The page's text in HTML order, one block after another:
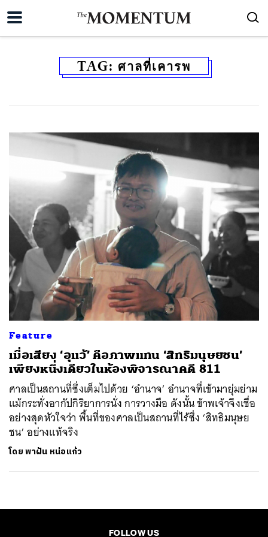
TAG: ศาลที่เคารพ
Feature
เมื่อเสียง ‘อุแว้’ คือภาพแทน ‘สิทธิมนุษยชน’
เพียงหนึ่งเดียวในห้องพิจารณาคดี 811
ศาลเป็นสถานที่ซึ่งเต็มไปด้วย ‘อำนาจ’ อำนาจที่เข้ามายุ่มย่าม
แม้กระทั่งอากัปกิริยาการนั่ง การวางมือ ดังนั้น ข้าพเจ้าจึงเชื่อ
อย่างสุดหัวใจว่า พื้นที่ของศาลเป็นสถานที่ไร้ซึ่ง ‘สิทธิมนุษย
ชน’ อย่างแท้จริง
โดยพาฝัน หน่อแก้ว
FOLLOW US
ค้นหา
SHARE TWEET LINE EMAIL